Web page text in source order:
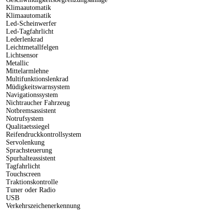
Klimaautomatik
Klimaautomatik
Led-Scheinwerfer
Led-Tagfahrlicht
Lederlenkrad
Leichtmetallfelgen
Lichtsensor
Metallic
Mittelarmlehne
Multifunktionslenkrad
Müdigkeitswarnsystem
Navigationssystem
Nichtraucher Fahrzeug
Notbremsassistent
Notrufsystem
Qualitaetssiegel
Reifendruckkontrollsystem
Servolenkung
Sprachsteuerung
Spurhalteassistent
Tagfahrlicht
Touchscreen
Traktionskontrolle
Tuner oder Radio
USB
Verkehrszeichenerkennung